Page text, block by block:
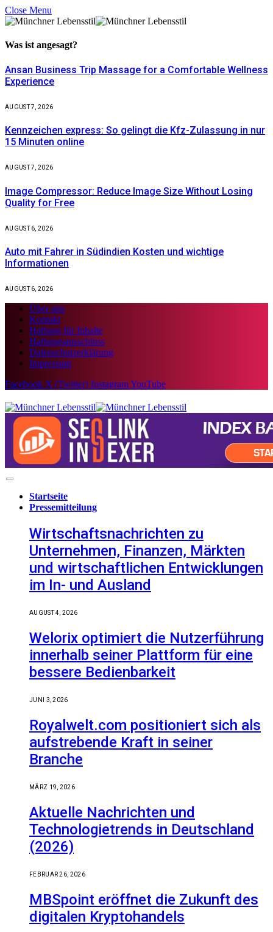
Close Menu
Was ist angesagt?
Ansan Business Trip Massage for a Comfortable Wellness
Experience
AUGUST 7, 2026
Kennzeichen express: So gelingt die Kfz-Zulassung in nur
15 Minuten online
AUGUST 7, 2026
Image Compressor: Reduce Image Size Without Losing
Quality for Free
AUGUST 6, 2026
Auto mit Fahrer in Südindien Kosten und wichtige
Informationen
AUGUST 6, 2026
Über uns
Kontakt
Haftung für Inhalte
Haftungsausschluss
Datenschutzerklärung
Impressum
Facebook X (Twitter) InstagramYouTube
Startseite
Pressemitteilung
Wirtschaftsnachrichten zu
Unternehmen, Finanzen, Märkten
und wirtschaftlichen Entwicklungen
im In- und Ausland
AUGUST 4, 2026
Welorix optimiert die Nutzerführung
innerhalb seiner Plattform für eine
bessere Bedienbarkeit
JUNI 3, 2026
Royalwelt.com positioniert sich als
aufstrebende Kraft in seiner
Branche
MÄRZ 19, 2026
Aktuelle Nachrichten und
Technologietrends in Deutschland
(2026)
FEBRUAR 26, 2026
MBSpoint eröffnet die Zukunft des
digitalen Kryptohandels